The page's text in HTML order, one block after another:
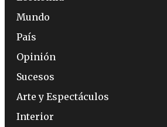
Mundo
País
Opinión
Sucesos
Arte y Espectáculos
Interior